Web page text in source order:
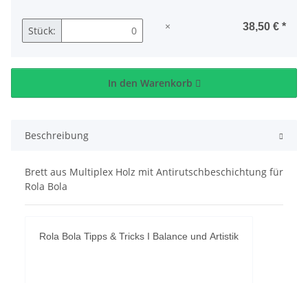
Stück: × 38,50 € *
In den Warenkorb
Beschreibung
Brett aus Multiplex Holz mit Antirutschbeschichtung für
Rola Bola
Rola Bola Tipps & Tricks I Balance und Artistik